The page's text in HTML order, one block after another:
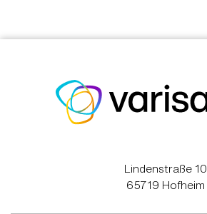
Lindenstraße 10
65719 Hofheim